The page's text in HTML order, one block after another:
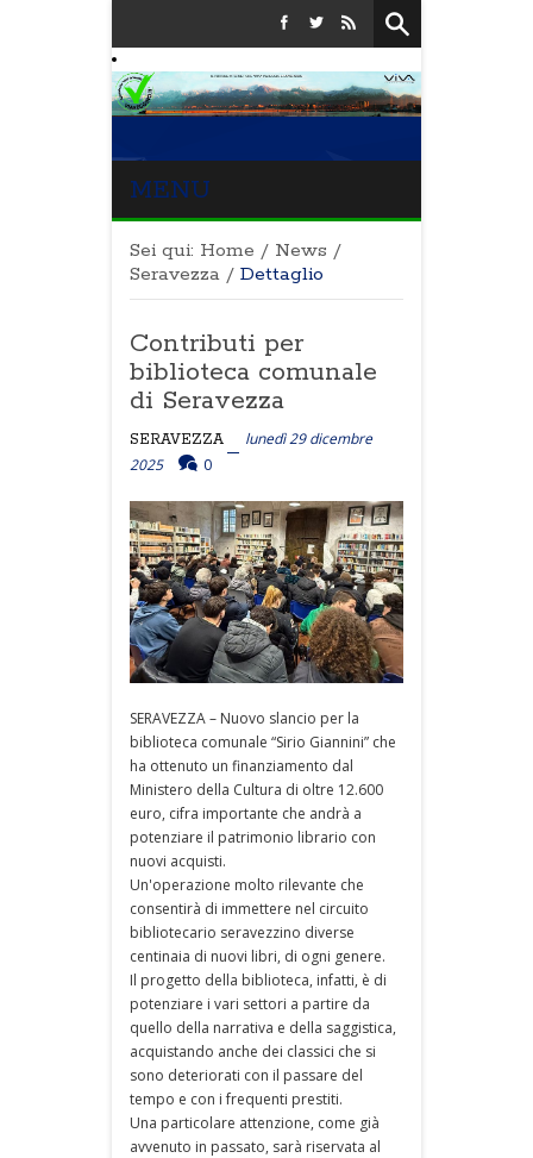
MENU
Sei qui: Home / News /
Seravezza / Dettaglio
Contributi per
biblioteca comunale
di Seravezza
SERAVEZZA
lunedì 29 dicembre
2025
0
SERAVEZZA – Nuovo slancio per la
biblioteca comunale “Sirio Giannini” che
ha ottenuto un finanziamento dal
Ministero della Cultura di oltre 12.600
euro, cifra importante che andrà a
potenziare il patrimonio librario con
nuovi acquisti.
Un'operazione molto rilevante che
consentirà di immettere nel circuito
bibliotecario seravezzino diverse
centinaia di nuovi libri, di ogni genere.
Il progetto della biblioteca, infatti, è di
potenziare i vari settori a partire da
quello della narrativa e della saggistica,
acquistando anche dei classici che si
sono deteriorati con il passare del
tempo e con i frequenti prestiti.
Una particolare attenzione, come già
avvenuto in passato, sarà riservata al